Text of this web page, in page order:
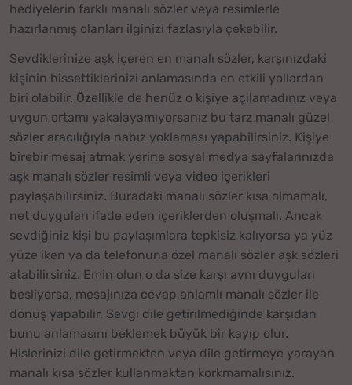
hediyelerin farklı manalı sözler veya resimlerle
hazırlanmış olanları ilginizi fazlasıyla çekebilir.
Sevdiklerinize aşk içeren en manalı sözler, karşınızdaki
kişinin hissettiklerinizi anlamasında en etkili yollardan
biri olabilir. Özellikle de henüz o kişiye açılamadınız veya
uygun ortamı yakalayamıyorsanız bu tarz manalı güzel
sözler aracılığıyla nabız yoklaması yapabilirsiniz. Kişiye
birebir mesaj atmak yerine sosyal medya sayfalarınızda
aşk manalı sözler resimli veya video içerikleri
paylaşabilirsiniz. Buradaki manalı sözler kısa olmamalı,
net duyguları ifade eden içeriklerden oluşmalı. Ancak
sevdiğiniz kişi bu paylaşımlara tepkisiz kalıyorsa ya yüz
yüze iken ya da telefonuna özel manalı sözler aşk sözleri
atabilirsiniz. Emin olun o da size karşı aynı duyguları
besliyorsa, mesajınıza cevap anlamlı manalı sözler ile
dönüş yapabilir. Sevgi dile getirilmediğinde karşıdan
bunu anlamasını beklemek büyük bir kayıp olur.
Hislerinizi dile getirmekten veya dile getirmeye yarayan
manalı kısa sözler kullanmaktan korkmamalısınız.